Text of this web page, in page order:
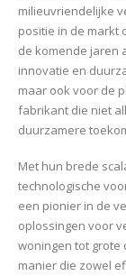
milieuvriendelijke
positie in de markt
de komende jaren
innovatie en
maar ook voor de
fabrikant die niet
duurzamere
Met hun brede
technologische
een pionier in de
oplossingen voor
woningen tot grote
manier die zowel